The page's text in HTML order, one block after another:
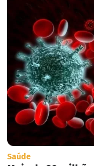
Saúde